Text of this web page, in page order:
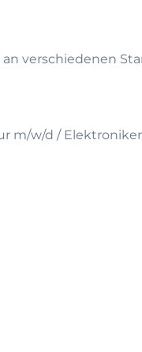
an verschiedenen
m/w/d /